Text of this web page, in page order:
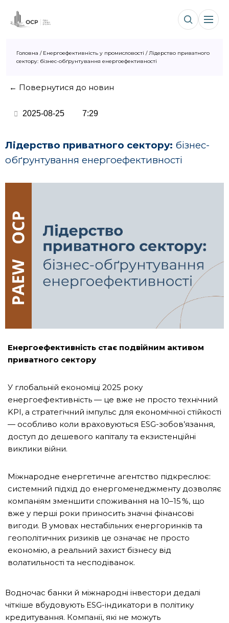
Головна / Енергоефективність у промисловості /Лідерство приватного
сектору: бізнес-обґрунтування енергоефективності
← Повернутися до новин
2025-08-25 7:29
Лідерство приватного сектору: бізнес-
обґрунтування енергоефективності
Енергоефективність стає подвійним активом
приватного сектору
У глобальній економіці 2025 року
енергоефективність — це вже не просто технічний
KPI, а стратегічний імпульс для економічної стійкості
— особливо коли враховуються ESG-зобов’язання,
доступ до дешевого капіталу та екзистенційні
виклики війни.
Міжнародне енергетичне агентство підкреслює:
системний підхід до енергоменеджменту дозволяє
компаніям зменшити споживання на 10–15 %, що
вже у перші роки приносить значні фінансові
вигоди. В умовах нестабільних енергоринків та
геополітичних ризиків це означає не просто
економію, а реальний захист бізнесу від
волатильності та несподіванок.
Водночас банки й міжнародні інвестори дедалі
чіткіше вбудовують ESG-індикатори в політику
кредитування. Компанії, які не можуть